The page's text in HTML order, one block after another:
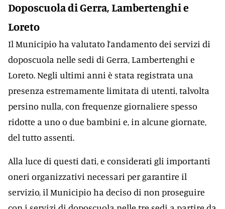
Doposcuola di Gerra, Lambertenghi e
Loreto
Il Municipio ha valutato l’andamento dei servizi di
doposcuola nelle sedi di Gerra, Lambertenghi e
Loreto. Negli ultimi anni è stata registrata una
presenza estremamente limitata di utenti, talvolta
persino nulla, con frequenze giornaliere spesso
ridotte a uno o due bambini e, in alcune giornate,
del tutto assenti.
Alla luce di questi dati, e considerati gli importanti
oneri organizzativi necessari per garantire il
servizio, il Municipio ha deciso di non proseguire